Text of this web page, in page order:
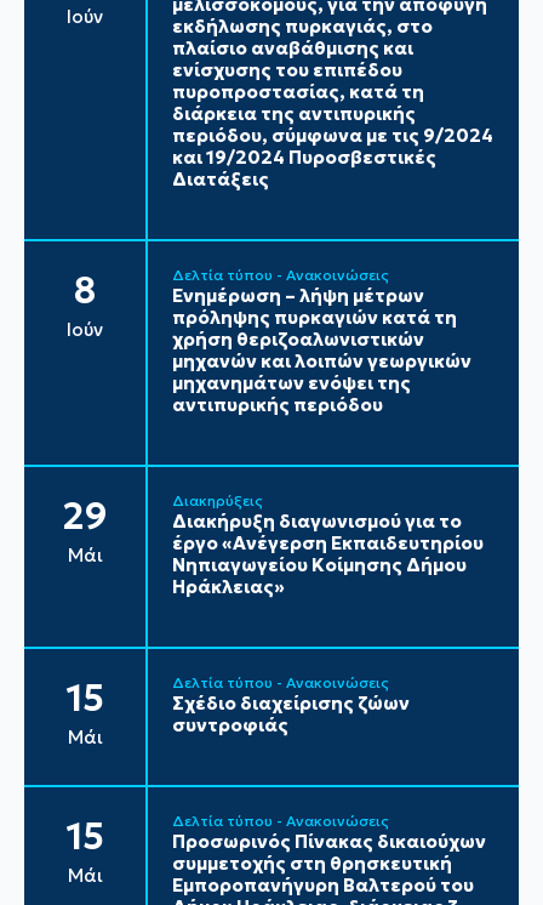
Ιούν
μελισσοκόμους, για την αποφυγή
εκδήλωσης πυρκαγιάς, στο
πλαίσιο αναβάθμισης και
ενίσχυσης του επιπέδου
πυροπροστασίας, κατά τη
διάρκεια της αντιπυρικής
περιόδου, σύμφωνα με τις 9/2024
και 19/2024 Πυροσβεστικές
Διατάξεις
8
Ιούν
Δελτία τύπου - Ανακοινώσεις
Ενημέρωση – λήψη μέτρων
πρόληψης πυρκαγιών κατά τη
χρήση θεριζοαλωνιστικών
μηχανών και λοιπών γεωργικών
μηχανημάτων ενόψει της
αντιπυρικής περιόδου
29
Μάι
Διακηρύξεις
Διακήρυξη διαγωνισμού για το
έργο «Ανέγερση Εκπαιδευτηρίου
Νηπιαγωγείου Κοίμησης Δήμου
Ηράκλειας»
15
Μάι
Δελτία τύπου - Ανακοινώσεις
Σχέδιο διαχείρισης ζώων
συντροφιάς
15
Μάι
Δελτία τύπου - Ανακοινώσεις
Προσωρινός Πίνακας δικαιούχων
συμμετοχής στη θρησκευτική
Εμποροπανήγυρη Βαλτερού του